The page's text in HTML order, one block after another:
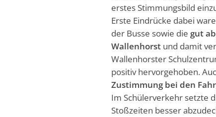
erstes Stimmungsbild
Erste Eindrücke dabei
der Busse sowie die gut
Wallenhorst und damit
Wallenhorster
positiv hervorgehoben.
Zustimmung bei den
Im Schülerverkehr setzte
Stoßzeiten besser